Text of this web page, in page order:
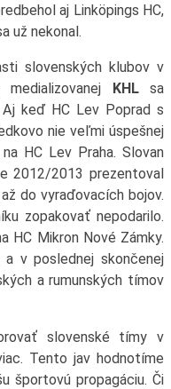
aj Linköpings HC,
už nekonal.
slovenských klubov v
KHLsa
keď HC Lev Poprad s
nie veľmi úspešnej
HC Lev Praha. Slovan
2012/2013 prezentoval
do vyraďovacích bojov.
zopakovať nepodarilo.
HC Mikron Nové Zámky.
a v poslednej skončenej
a rumunských tímov
slovenské tímy v
Tento jav hodnotíme
športovú propagáciu. Či